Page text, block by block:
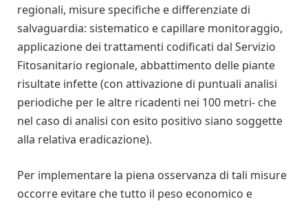
regionali, misure specifiche e differenziate di
salvaguardia: sistematico e capillare monitoraggio,
applicazione dei trattamenti codificati dal Servizio
Fitosanitario regionale, abbattimento delle piante
risultate infette (con attivazione di puntuali analisi
periodiche per le altre ricadenti nei 100 metri- che
nel caso di analisi con esito positivo siano soggette
alla relativa eradicazione).
Per implementare la piena osservanza di tali misure
occorre evitare che tutto il peso economico e